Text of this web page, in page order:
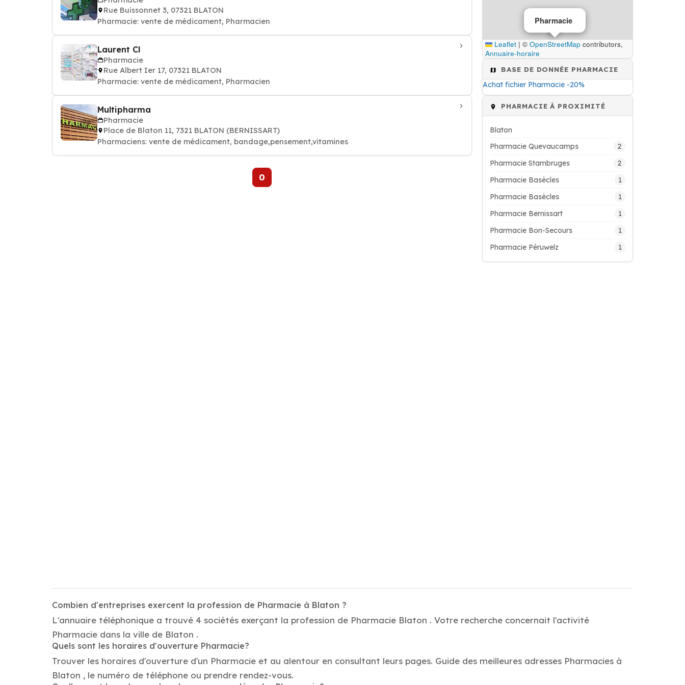
Rue Buissonnet 3, 07321 BLATON
Pharmacie: vente de médicament, Pharmacien
Laurent Cl
Pharmacie
Rue Albert Ier 17, 07321 BLATON
Pharmacie: vente de médicament, Pharmacien
Multipharma
Pharmacie
Place de Blaton 11, 7321 BLATON (BERNISSART)
Pharmaciens: vente de médicament, bandage,pensement,vitamines
0
Pharmacie
Leaflet | © OpenStreetMap contributors,
Annuaire-horaire
BASE DE DONNÉE PHARMACIE
Achat fichier Pharmacie -20%
PHARMACIE À PROXIMITÉ
Blaton
Pharmacie Quevaucamps
2
Pharmacie Stambruges 2
Pharmacie Basècles 1
Pharmacie Basècles 1
Pharmacie Bernissart 1
Pharmacie Bon-Secours 1
Pharmacie Péruwelz 1
Combien d'entreprises exercent la profession de Pharmacie à Blaton ?
L'annuaire téléphonique a trouvé 4 sociétés exerçant la profession de Pharmacie Blaton . Votre recherche concernait l'activité
Pharmacie dans la ville de Blaton .
Quels sont les horaires d'ouverture Pharmacie?
Trouver les horaires d'ouverture d'un Pharmacie et au alentour en consultant leurs pages. Guide des meilleures adresses Pharmacies à
Blaton , le numéro de téléphone ou prendre rendez-vous.